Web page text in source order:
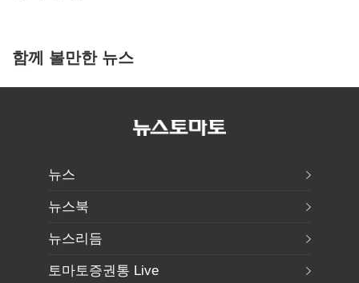
함께 볼만한 뉴스
뉴스
뉴스북
뉴스리듬
토마토증권통 Live